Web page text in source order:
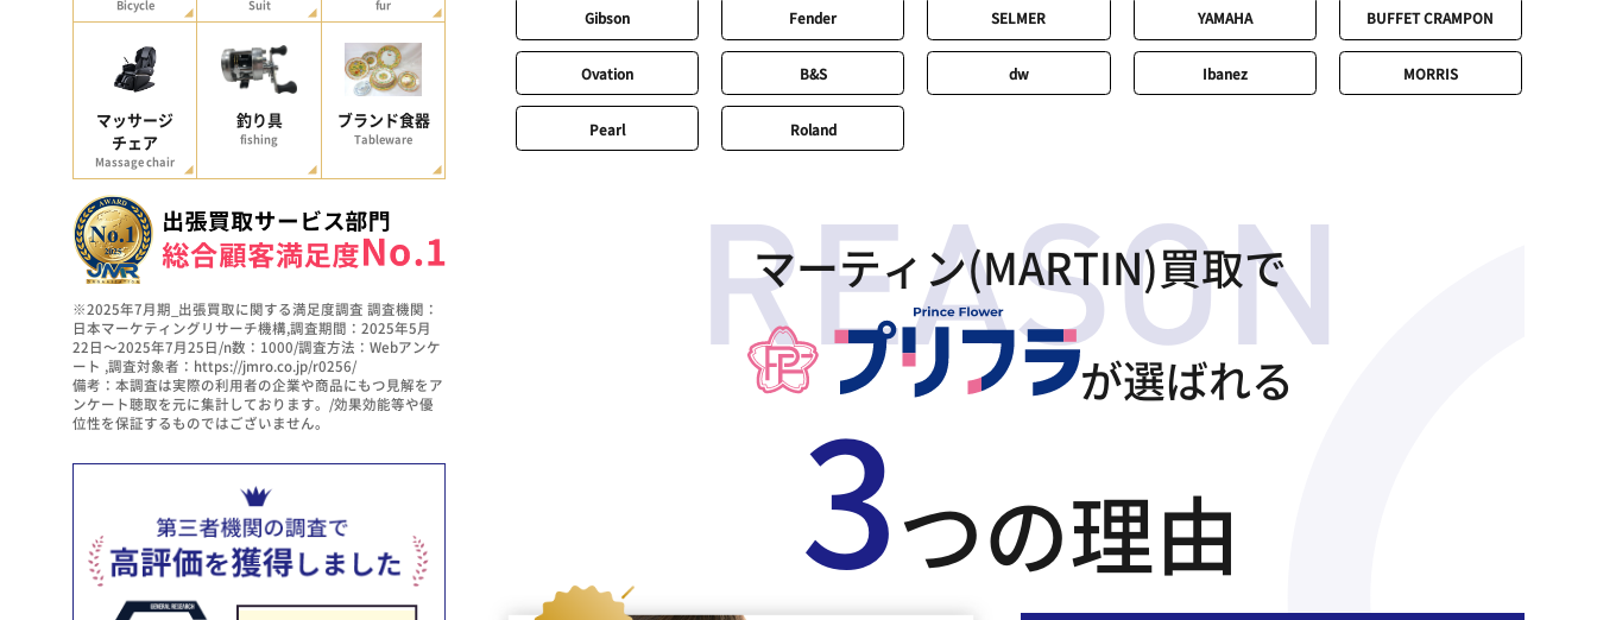
Bicycle Suit fur
マッサージ
チェア
Massage chair
釣り具
fishing
ブランド食器
Tableware
※2025年7月期_出張買取に関する満足度調査 調査機関：
日本マーケティングリサーチ機構,調査期間：2025年5月
22日～2025年7月25日/n数：1000/調査方法：Webアンケ
ート ,調査対象者：https://jmro.co.jp/r0256/
備考：本調査は実際の利用者の企業や商品にもつ見解をア
ンケート聴取を元に集計しております。/効果効能等や優
位性を保証するものではございません。
Gibson Fender SELMER YAMAHA BUFFET CRAMPON
Ovation B&S dw Ibanez MORRIS
Pearl Roland
マーティン(MARTIN)買取で
が選ばれる
3つの理由